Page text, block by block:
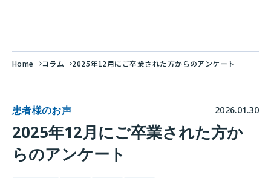
Home コラム 2025年12月にご卒業された方からのアンケート
患者様のお声 2026.01.30
2025年12月にご卒業された方か
らのアンケート